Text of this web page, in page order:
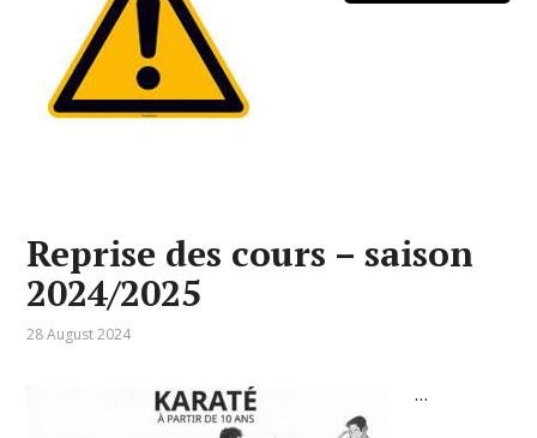
Reprise des cours – saison
2024/2025
28 August 2024
…